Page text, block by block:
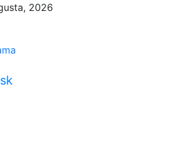
2026
Relax. Zábava. Od 2010!